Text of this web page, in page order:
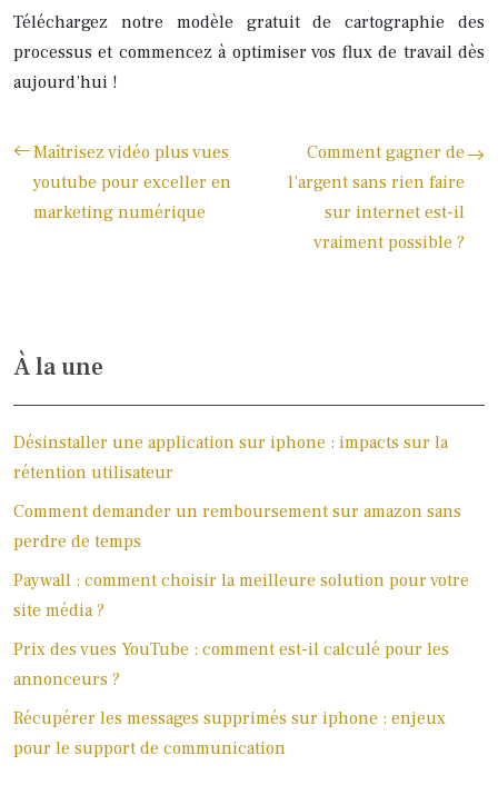
Téléchargez notre modèle gratuit de cartographie des
processus et commencez à optimiser vos flux de travail dès
aujourd’hui !
Maîtrisez vidéo plus vues
youtube pour exceller en
marketing numérique
Comment gagner de
l’argent sans rien faire
sur internet est-il
vraiment possible ?
À la une
Désinstaller une application sur iphone : impacts sur la
rétention utilisateur
Comment demander un remboursement sur amazon sans
perdre de temps
Paywall : comment choisir la meilleure solution pour votre
site média ?
Prix des vues YouTube : comment est-il calculé pour les
annonceurs ?
Récupérer les messages supprimés sur iphone : enjeux
pour le support de communication